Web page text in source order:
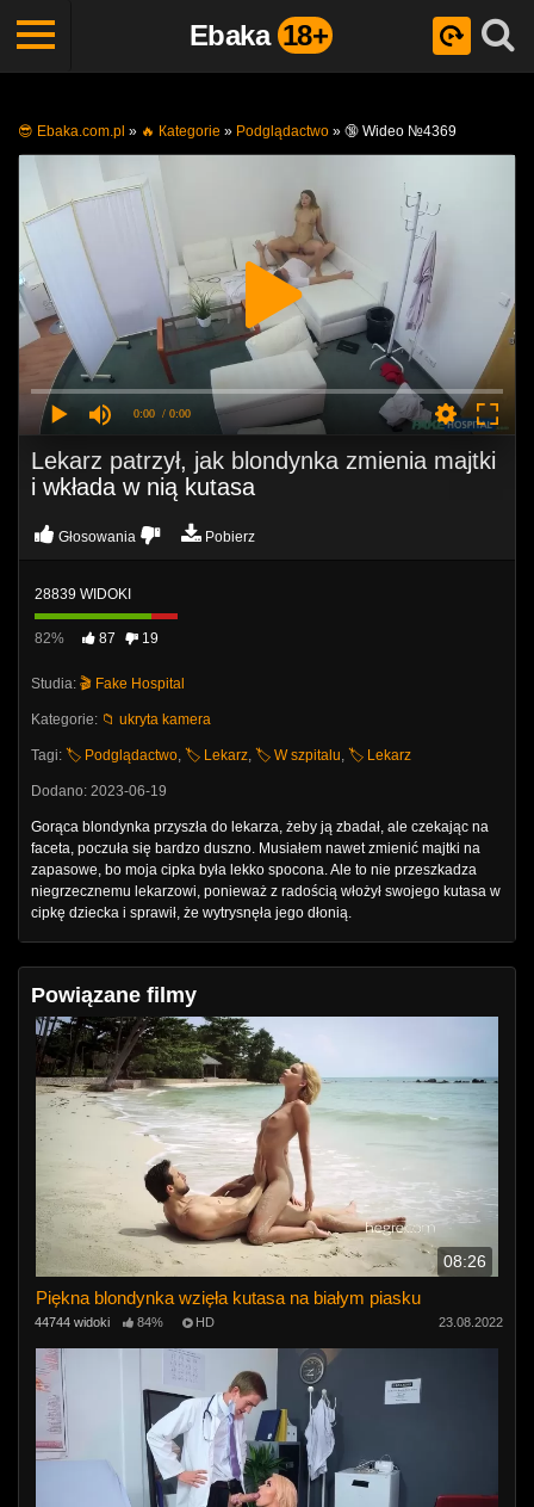
Ebaka 18+
😎 Ebaka.com.pl » 🔥 Кategorie » Podglądactwo » 🔞 Wideo №4369
0:00 / 0:00
Lekarz patrzył, jak blondynka zmienia majtki
i wkłada w nią kutasa
Głosowania Pobierz
28839 WIDOKI
82% 87 19
Studia: 🎬 Fake Hospital
Kategorie: 📁 ukryta kamera
Tagi: 🏷️ Podglądactwo, 🏷️ Lekarz, 🏷️ W szpitalu, 🏷️ Lekarz
Dodano: 2023-06-19
Gorąca blondynka przyszła do lekarza, żeby ją zbadał, ale czekając na
faceta, poczuła się bardzo duszno. Musiałem nawet zmienić majtki na
zapasowe, bo moja cipka była lekko spocona. Ale to nie przeszkadza
niegrzecznemu lekarzowi, ponieważ z radością włożył swojego kutasa w
cipkę dziecka i sprawił, że wytrysnęła jego dłonią.
Powiązane filmy
08:26
Piękna blondynka wzięła kutasa na białym piasku
44744 widoki 84% HD 23.08.2022